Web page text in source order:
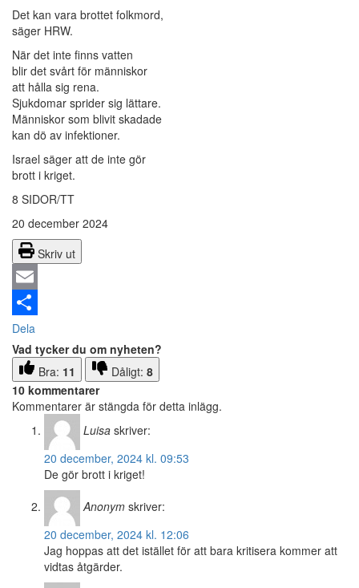
Det kan vara brottet folkmord,
säger HRW.
När det inte finns vatten
blir det svårt för människor
att hålla sig rena.
Sjukdomar sprider sig lättare.
Människor som blivit skadade
kan dö av infektioner.
Israel säger att de inte gör
brott i kriget.
8 SIDOR/TT
20 december 2024
Skriv ut
Email
Dela
Vad tycker du om nyheten?
Bra: 11 Dåligt: 8
10 kommentarer
Kommentarer är stängda för detta inlägg.
Luisa skriver:
20 december, 2024 kl. 09:53
De gör brott i kriget!
Anonym skriver:
20 december, 2024 kl. 12:06
Jag hoppas att det istället för att bara kritisera kommer att
vidtas åtgärder.